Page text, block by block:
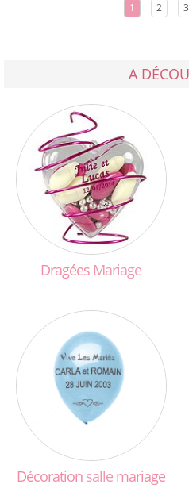
1 2 3
A
Dragées Mariage
Décoration salle mariage